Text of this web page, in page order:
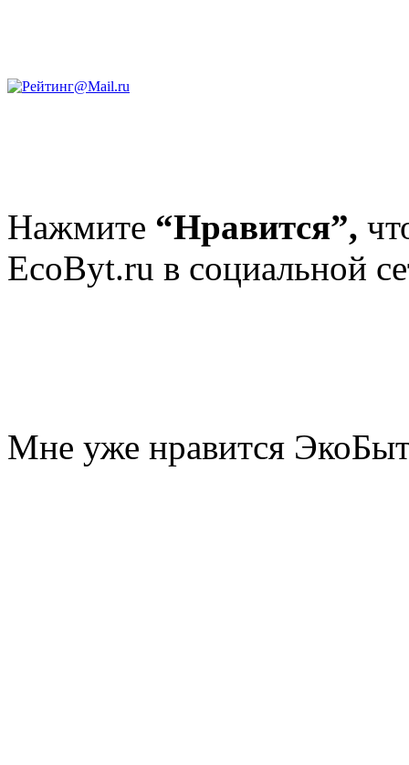
Нажмите “Нравится”,
EcoByt.ru в социальной
Мне уже нравится